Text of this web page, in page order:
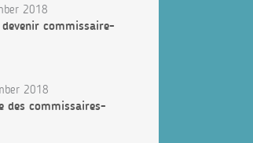
2018
commissaire-
2018
des commissaires-